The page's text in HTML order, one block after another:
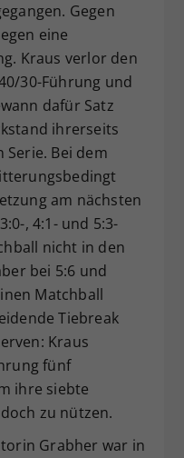
Gegen
eine
Kraus verlor den
30-Führung und
dafür Satz
ihrerseits
Serie. Bei dem
am nächsten
, 4:1- und 5:3-
nicht in den
bei 5:6 und
Matchball
Tiebreak
Kraus
fünf
ihre siebte
zu nützen.
Grabher war in